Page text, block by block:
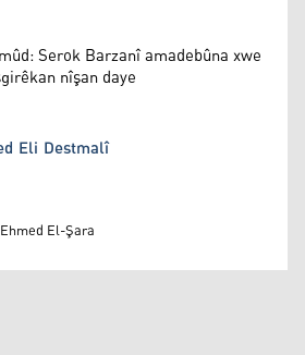
Serok Barzanî amadebûna xwe
nîşan daye
Eli Destmalî
El-Şara